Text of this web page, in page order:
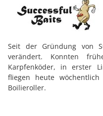
Seit der Gründung von
verändert. Konnten
Karpfenköder, in erster
fliegen heute
Boilieroller.